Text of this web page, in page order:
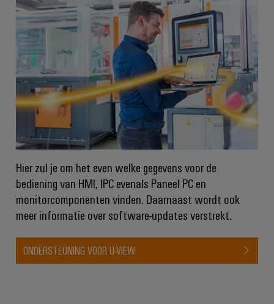
de
maritieme
industrie
Spoorweg
Moderne
en
digitale
oplossingen
voor
klimaatvriendelijke
mobiliteit
in
spoorvervoer
Traditionele
energie
toekomst
voor
bewezen
en
PCB-
PCB-
connectorservices
Original
Equipment
Manufacturer
(OEM)
Weidmüller
Industrial
Toegang
op
afstand
Industrieel
serviceplatform
Werkplek
en
accessoires
Tools
Hier zul je om het even welke gegevens voor de
bediening van HMI, IPC evenals Paneel PC en
monitorcomponenten vinden. Daarnaast wordt ook
meer informatie over software-updates verstrekt.
ONDERSTEUNING VOOR U-VIEW